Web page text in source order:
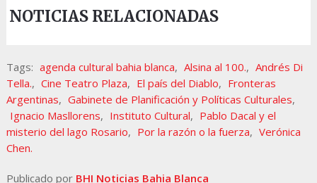
NOTICIAS RELACIONADAS
Tags: agenda cultural bahia blanca, Alsina al 100., Andrés Di
Tella., Cine Teatro Plaza, El país del Diablo, Fronteras
Argentinas, Gabinete de Planificación y Políticas Culturales,
Ignacio Masllorens, Instituto Cultural, Pablo Dacal y el
misterio del lago Rosario, Por la razón o la fuerza, Verónica
Chen.
Publicado por BHI Noticias Bahia Blanca